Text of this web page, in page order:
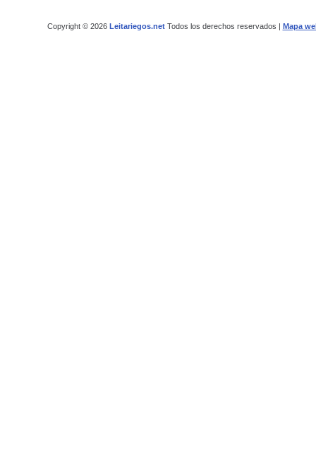
Copyright © 2026 Leitariegos.netTodos los derechos reservados | Mapa